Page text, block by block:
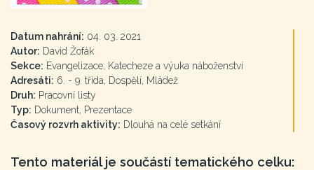
Datum nahrání: 04. 03. 2021
Autor: David Žofák
Sekce: Evangelizace, Katecheze a výuka náboženství
Adresáti: 6. - 9. třída, Dospělí, Mládež
Druh: Pracovní listy
Typ: Dokument, Prezentace
Časový rozvrh aktivity: Dlouhá na celé setkání
Tento materiál je součástí tematického celku: